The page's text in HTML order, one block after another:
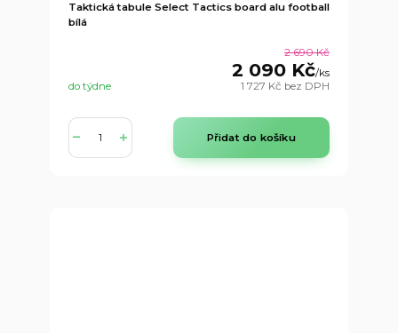
Taktická tabule Select Tactics board alu football
bílá
2 690 Kč
2 090 Kč/ks
1 727 Kč bez DPH
do týdne
Přidat do košíku